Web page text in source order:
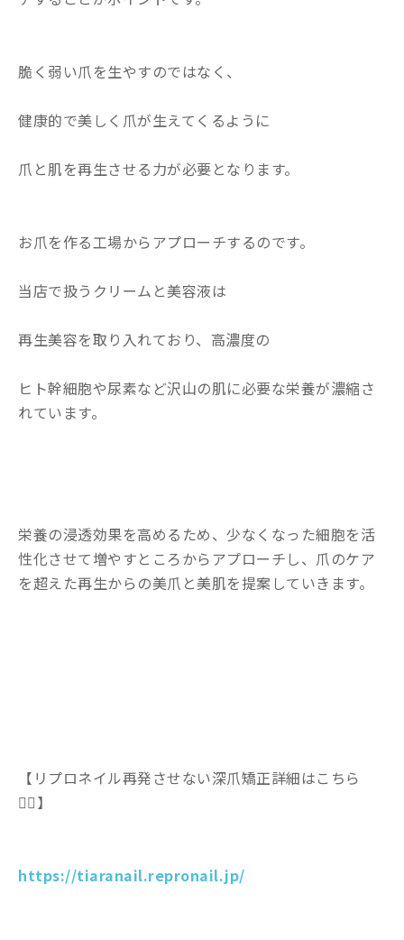
脆く弱い爪を生やすのではなく、
健康的で美しく爪が生えてくるように
爪と肌を再生させる力が必要となります。
お爪を作る工場からアプローチするのです。
当店で扱うクリームと美容液は
再生美容を取り入れており、高濃度の
ヒト幹細胞や尿素など沢山の肌に必要な栄養が濃縮さ
れています。
栄養の浸透効果を高めるため、少なくなった細胞を活
性化させて増やすところからアプローチし、爪のケア
を超えた再生からの美爪と美肌を提案していきます。
【リプロネイル再発させない深爪矯正詳細はこちら
💁‍♀️】
https://tiaranail.repronail.jp/